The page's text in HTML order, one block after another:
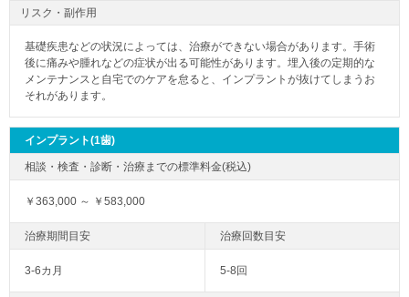
リスク・副作用
基礎疾患などの状況によっては、治療ができない場合があります。手術
後に痛みや腫れなどの症状が出る可能性があります。埋入後の定期的な
メンテナンスと自宅でのケアを怠ると、インプラントが抜けてしまうお
それがあります。
インプラント(1歯)
￥363,000 ～ ￥583,000
3-6カ月 5-8回